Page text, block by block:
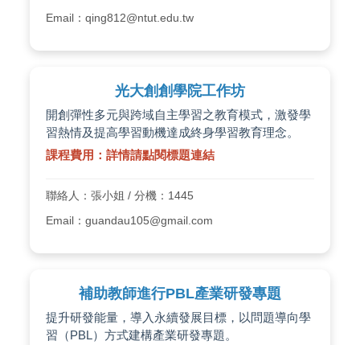
Email：qing812@ntut.edu.tw
光大創創學院工作坊
開創彈性多元與跨域自主學習之教育模式，激發學
習熱情及提高學習動機達成終身學習教育理念。
課程費用：詳情請點閱標題連結
聯絡人：張小姐 / 分機：1445
Email：guandau105@gmail.com
補助教師進行PBL產業研發專題
提升研發能量，導入永續發展目標，以問題導向學
習（PBL）方式建構產業研發專題。